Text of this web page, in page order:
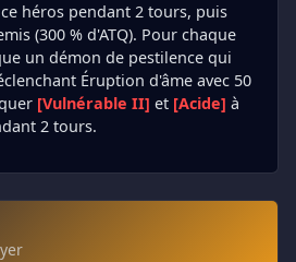
héros pendant 2 tours, puis
(300 % d'ATQ). Pour chaque
un démon de pestilence qui
Éruption d'âme avec 50
[Vulnérable II] et [Acide] à
2 tours.